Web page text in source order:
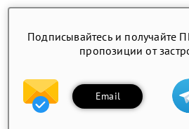
Подписывайтесь и получайте
пропозиции от
Email